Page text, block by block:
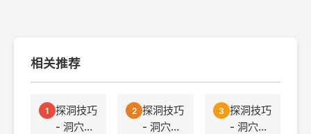
相关推荐
1
探洞技巧
- 洞穴探
2 探洞技巧
- 洞穴探
3 探洞技巧
- 洞穴探